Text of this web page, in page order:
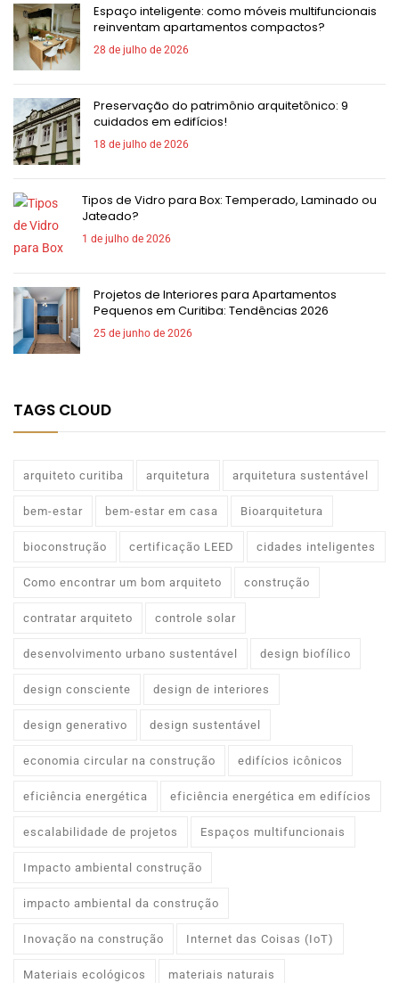
Espaço inteligente: como móveis multifuncionais
reinventam apartamentos compactos?
28 de julho de 2026
Preservação do patrimônio arquitetônico: 9
cuidados em edifícios!
18 de julho de 2026
Tipos de Vidro para Box: Temperado, Laminado ou
Jateado?
1 de julho de 2026
Projetos de Interiores para Apartamentos
Pequenos em Curitiba: Tendências 2026
25 de junho de 2026
TAGS CLOUD
arquiteto curitiba arquitetura arquitetura sustentável
bem-estar bem-estar em casa Bioarquitetura
bioconstrução certificação LEED cidades inteligentes
Como encontrar um bom arquiteto construção
contratar arquiteto controle solar
desenvolvimento urbano sustentável design biofílico
design consciente design de interiores
design generativo design sustentável
economia circular na construção edifícios icônicos
eficiência energética eficiência energética em edifícios
escalabilidade de projetos Espaços multifuncionais
Impacto ambiental construção
impacto ambiental da construção
Inovação na construção Internet das Coisas (IoT)
Materiais ecológicos materiais naturais